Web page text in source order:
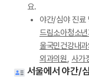
요.
야간/심야 진료
드림소아청소년
울국민건강내과
외과의원
사가
서울에서 야간/